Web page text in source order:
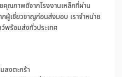
คุณภาพดีจากโรงงานเหล็กที่ผ่าน
ผู้เชี่ยวชาญก่อนส่งมอบ เราจำหน่าย
พร้อมส่งทั่วประเทศ
ลงตะกร้า